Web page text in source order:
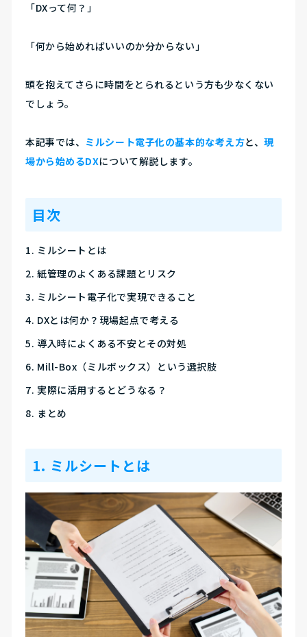
「DXって何？」
「何から始めればいいのか分からない」
頭を抱えてさらに時間をとられるという方も少なくない
でしょう。
本記事では、 ミルシート電子化の基本的な考え方と、現
場から始めるDXについて解説します。
目次
ミルシートとは
紙管理のよくある課題とリスク
ミルシート電子化で実現できること
DXとは何か？現場起点で考える
導入時によくある不安とその対処
Mill-Box（ミルボックス）という選択肢
実際に活用するとどうなる？
まとめ
1. ミルシートとは